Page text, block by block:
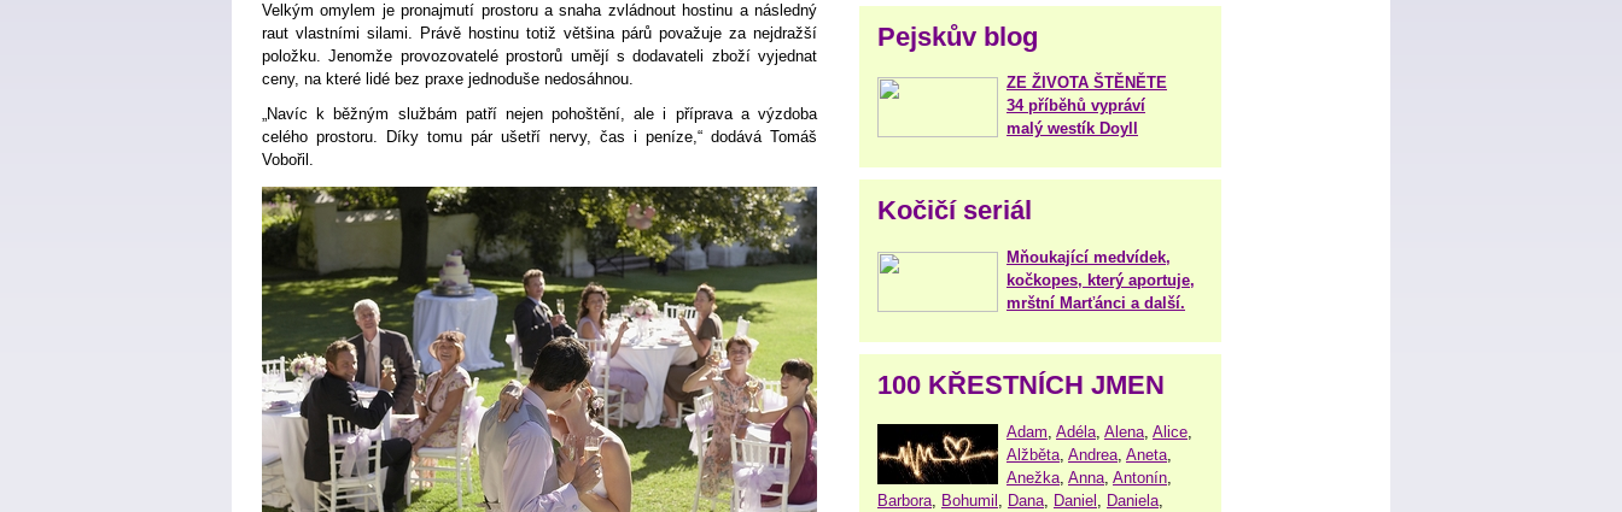
Velkým omylem je pronajmutí prostoru a snaha zvládnout hostinu a následný
raut vlastními silami. Právě hostinu totiž většina párů považuje za nejdražší
položku. Jenomže provozovatelé prostorů umějí s dodavateli zboží vyjednat
ceny, na které lidé bez praxe jednoduše nedosáhnou.
„Navíc k běžným službám patří nejen pohoštění, ale i příprava a výzdoba
celého prostoru. Díky tomu pár ušetří nervy, čas i peníze,“ dodává Tomáš
Vobořil.
Pejskův blog
ZE ŽIVOTA ŠTĚNĚTE
34 příběhů vypráví
malý westík Doyll
Kočičí seriál
Mňoukající medvídek,
kočkopes, který aportuje,
mrštní Marťánci a další.
100 KŘESTNÍCH JMEN
Adam Adéla Alena Alice
Alžběta Andrea Aneta
Anežka Anna Antonín
Barbora Bohumil Dana Daniel Daniela